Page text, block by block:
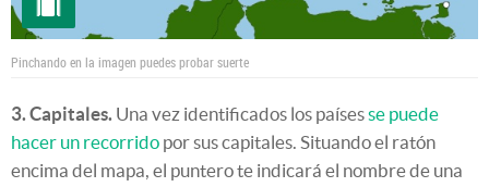
Pinchando en la imagen puedes probar suerte
3. Capitales. Una vez identificados los paísesse puede
hacer un recorrido por sus capitales. Situando el ratón
encima del mapa, el puntero te indicará el nombre de una